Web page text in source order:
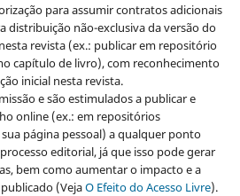
para assumir contratos adicionais
distribuição não-exclusiva da versão do
revista (ex.: publicar em repositório
capítulo de livro), com reconhecimento
inicial nesta revista.
e são estimulados a publicar e
online (ex.: em repositórios
página pessoal) a qualquer ponto
editorial, já que isso pode gerar
bem como aumentar o impacto e a
(VejaO Efeito do Acesso Livre).